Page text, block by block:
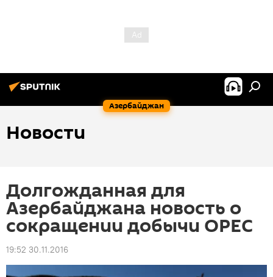
Азербайджан
Новости
Долгожданная для
Азербайджана новость о
сокращении добычи ОРЕС
19:52 30.11.2016